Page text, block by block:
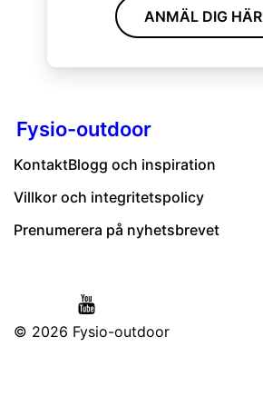
ANMÄL DIG HÄR
Fysio-outdoor
KontaktBlogg och inspiration
Villkor och integritetspolicy
Prenumerera på nyhetsbrevet
© 2026 Fysio-outdoor